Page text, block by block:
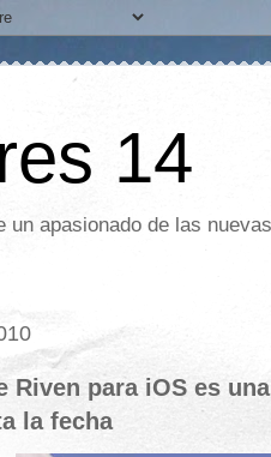
14
un apasionado de las
Riven para iOS es
la fecha